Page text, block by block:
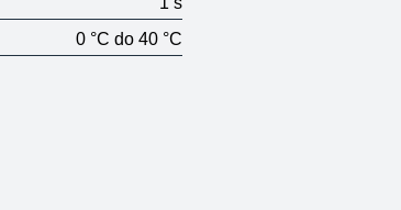
0 °C do 40 °C